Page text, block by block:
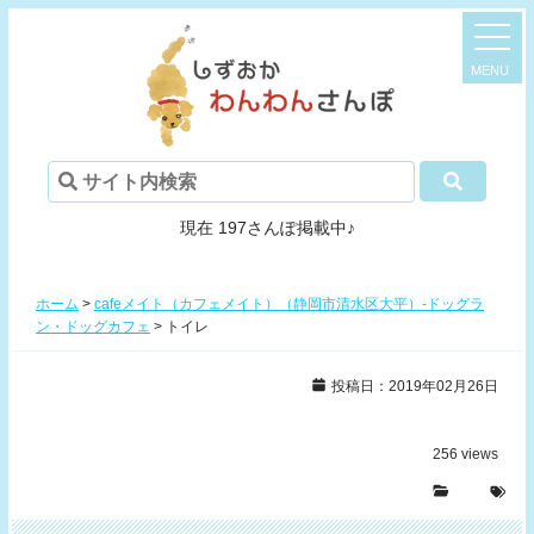
現在 197さんぽ掲載中♪
ホーム > cafeメイト（カフェメイト）（静岡市清水区大平）-ドッグラ
ン・ドッグカフェ > トイレ
投稿日：2019年02月26日
256 views